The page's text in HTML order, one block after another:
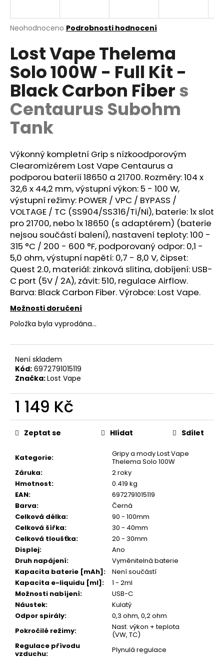
Průměrné
produktu
je
0,0
z
5
hvězdiček.
Neohodnoceno Podrobnosti hodnocení
Lost Vape Thelema
Solo 100W - Full Kit -
Black Carbon Fibers
Centaurus Subohm
Tank
Výkonný kompletní Grip s nízkoodporovým
Clearomizérem Lost Vape Centaurus a
podporou baterií 18650 a 21700. Rozměry: 104 x
32,6 x 44,2 mm, výstupní výkon: 5 - 100 W,
výstupní režimy: POWER / VPC / BYPASS /
VOLTAGE / TC (SS904/SS316/Ti/Ni), baterie: 1x slot
pro 21700, nebo 1x 18650 (s adaptérem) (baterie
nejsou součástí balení), nastavení teploty: 100 -
315 °C / 200 - 600 °F, podporovaný odpor: 0,1 -
5,0 ohm, výstupní napětí: 0,7 - 8,0 V, čipset:
Quest 2.0, materiál: zinková slitina, dobíjení: USB-
C port (5V / 2A), závit: 510, regulace Airflow.
Barva: Black Carbon Fiber. Výrobce: Lost Vape.
Možnosti doručení
Položka byla vyprodána…
Není skladem
Kód: 6972791015119
Značka:Lost Vape
1 149 Kč
Měrná
cena:
Kategorie:
Gripy a mody Lost Vape
Thelema Solo 100W
Záruka:
2 roky
Hmotnost:
0.419 kg
EAN:
6972791015119
Barva:
Černá
Celková délka:
90 - 100mm
Celková šířka:
30 - 40mm
Celková tloušťka:
20 - 30mm
Displej:
Ano
Druh napájení:
Vyměnitelná baterie
Kapacita baterie [mAh]:
Není součástí
Kapacita e-liquidu [ml]:
1 - 2ml
Možnosti nabíjení:
USB-C
Náustek:
Kulatý
Odpor spirály:
0,3 ohm, 0,2 ohm
Pokročilé režimy:
Nast. výkon + teplota
(VW, TC)
Regulace přívodu
vzduchu:
Plynulá regulace
Zeptat se Hlídat Sdílet
j
t
?
HLEDAT
D
o
p
o
r
u
č
u
j
e
m
e
OXVA
XLIM
TOP
SS
CARTRIDGE
1,2OHM
2ML
79
Kč